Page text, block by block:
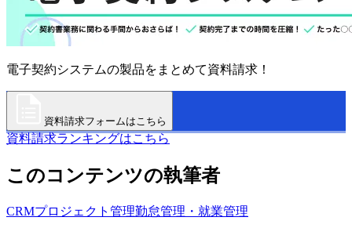
電子契約システムの製品をまとめて資料請求！
資料請求フォームはこちら
資料請求ランキングはこちら
このコンテンツの執筆者
CRMプロジェクト管理勤怠管理・就業管理